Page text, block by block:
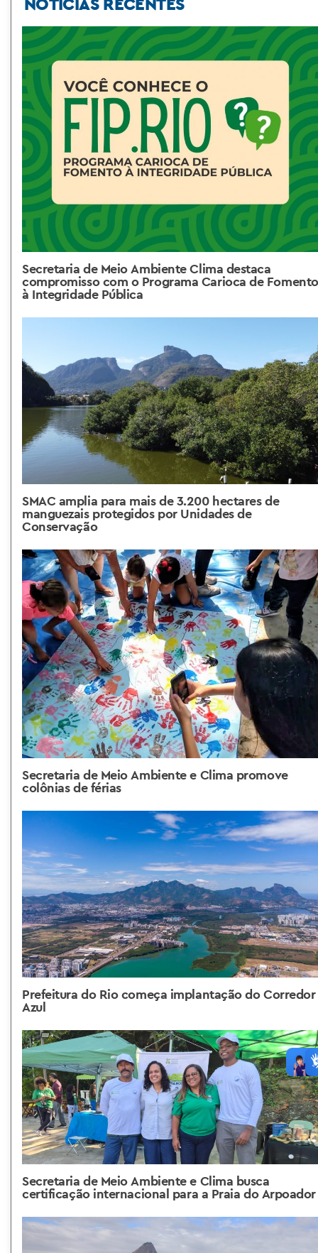
Secretaria de Meio Ambiente Clima destaca
compromisso com o Programa Carioca de Fomento
à Integridade Pública
SMAC amplia para mais de 3.200 hectares de
manguezais protegidos por Unidades de
Conservação
Secretaria de Meio Ambiente e Clima promove
colônias de férias
Prefeitura do Rio começa implantação do Corredor
Azul
Secretaria de Meio Ambiente e Clima busca
certificação internacional para a Praia do Arpoador